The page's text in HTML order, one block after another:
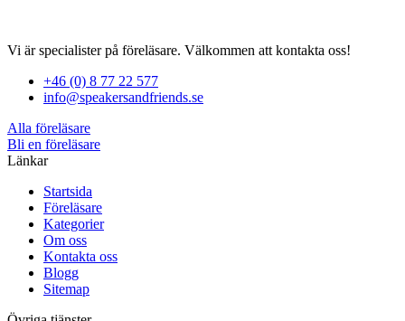
Vi är specialister på föreläsare. Välkommen att kontakta oss!
+46 (0) 8 77 22 577
info@speakersandfriends.se
Alla föreläsare
Bli en föreläsare​
Länkar
Startsida
Föreläsare
Kategorier
Om oss
Kontakta oss
Blogg
Sitemap